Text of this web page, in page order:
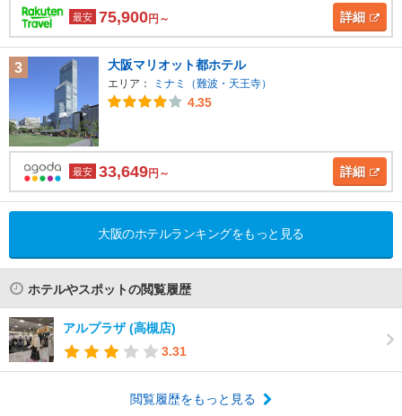
最安 75,900円～ 詳細
3 大阪マリオット都ホテル
エリア： ミナミ（難波・天王寺）
4.35
最安 33,649円～ 詳細
大阪のホテルランキングをもっと見る
ホテルやスポットの閲覧履歴
アルプラザ (高槻店)
3.31
閲覧履歴をもっと見る